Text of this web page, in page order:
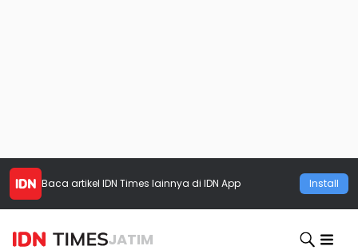
Baca artikel IDN Times lainnya di IDN App Install
JATIM